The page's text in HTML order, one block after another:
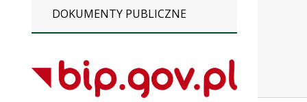
DOKUMENTY PUBLICZNE